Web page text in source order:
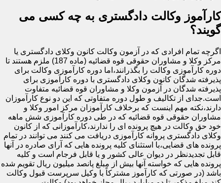
کارآموز وکالت دادگستری به چه کسی می
گویند؟
اگرچه تمام افرادی که در آزمون وکالت کانون وکلای دادگستری یا
مرکز وکلا و مشاوران حقوقی قوه قضائیه (ماده 187) ملزم هستند تا
دوره کارآموزی وکالت را بگذرانند،اما دوره کارآموزی وکالت برای
پذیرفته شدگان کانون وکلای دادگستری با دوره کارآموزی برای
پذیرفته شدگان در آزمون وکلا و مشاوران قوه قضائیه متفاوت
است.جدای از تکالیف و طول دوره متفاوتی که این دو نوع کارآموزان
دارند،نکته مهم اینست که برخلاف کارآموزان مرکز امور وکلا و
مشاوران حقوقی قوه قضائیه که در طی دوره کارآموزی شش ماهه
خود حق وکالت در هیچ پرونده ای را ندارند،کارآموزانی که از کانون
وکلای دادگستری پروانه کارآموزی دریافت می کنند می توانند در تمام
پرونده های قضایی،با استثنای کلیه پرونده هایی که آرای صادره در آنها
قابل تجدیدنظر در دیوان عالی کشور و یا قابل فرجام است و کلیه
پرونده هایی که خواسته آنها بیش از مبلغ پانصد میلیون ریال تقویم شده
باشد (در صورتی که کارآموز مشترکاً با وکیل سرپرست قبول وکالت